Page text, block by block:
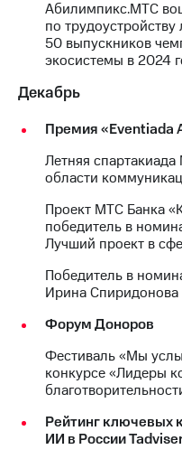
Абилимпикс.МТС
по
50 выпускников
экосистемы в 2024
Декабрь
Премия «Eventiada
Летняя
области
Проект МТС Банка
победитель в
Лучший проект в
Победитель в
Ирина
Форум Доноров
Фестиваль «Мы
конкурсе «Лидеры
Рейтинг ключевых
ИИ в России